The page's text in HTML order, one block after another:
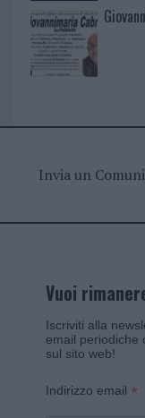
Invia un
Vuoi
Iscriviti alla
email periodiche
sul sito web!
Indirizzo email *